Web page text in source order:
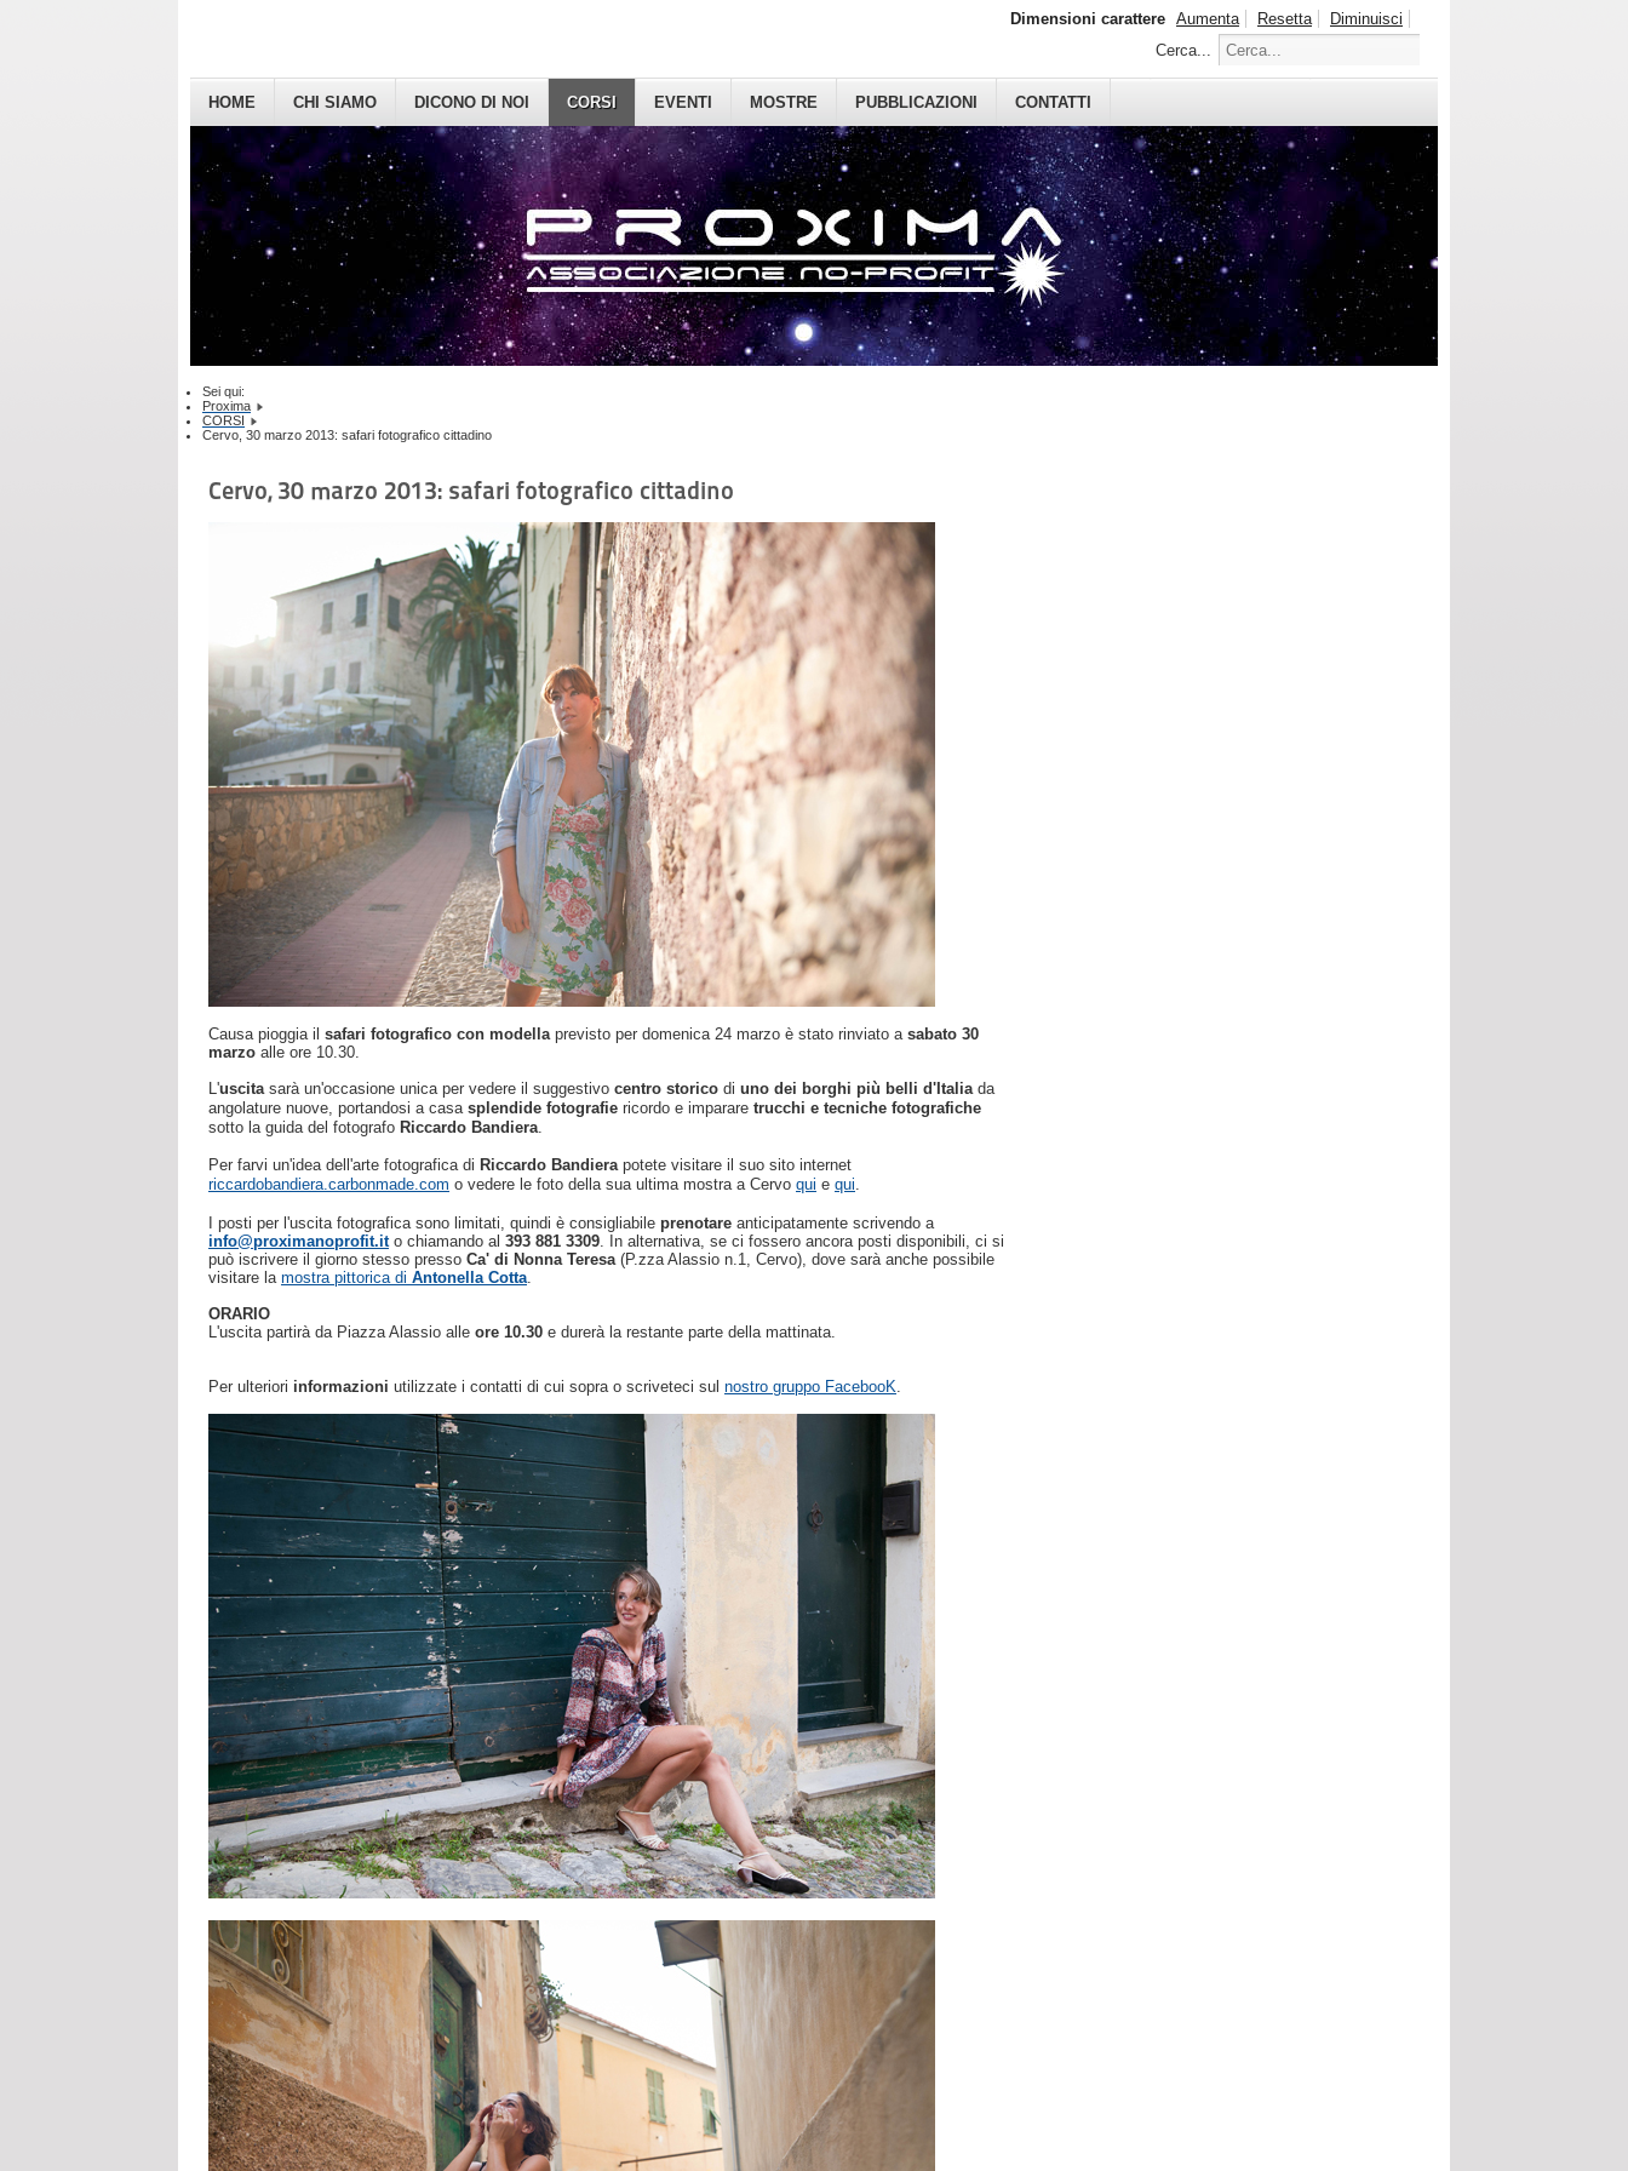
HOME CHI SIAMO DICONO DI NOI CORSI EVENTI MOSTRE PUBBLICAZIONI CONTATTI
Dimensioni carattere Aumenta Resetta
Diminuisci
Cerca...
Sei qui:
Proxima
CORSI
Cervo, 30 marzo 2013: safari fotografico cittadino
Cervo, 30 marzo 2013: safari fotografico cittadino
Causa pioggia il safari fotografico con modellaprevisto per domenica 24 marzo è stato rinviato a sabato 30
marzo alle ore 10.30.
L'uscitasarà un'occasione unica per vedere il suggestivo centro storico di uno dei borghi più belli d'Italiada
angolature nuove, portandosi a casa splendide fotografie ricordo e imparare trucchi e tecniche fotografiche
sotto la guida del fotografo Riccardo Bandiera.
Per farvi un'idea dell'arte fotografica di Riccardo Bandierapotete visitare il suo sito internet
riccardobandiera.carbonmade.com o vedere le foto della sua ultima mostra a Cervo qui e qui.
I posti per l'uscita fotografica sono limitati, quindi è consigliabile prenotare anticipatamente scrivendo a
info@proximanoprofit.ito chiamando al 393 881 3309. In alternativa, se ci fossero ancora posti disponibili, ci si
può iscrivere il giorno stesso presso Ca' di Nonna Teresa(P.zza Alassio n.1, Cervo), dove sarà anche possibile
visitare la mostra pittorica di Antonella Cotta.
ORARIO
L'uscita partirà da Piazza Alassio alle ore 10.30 e durerà la restante parte della mattinata.
Per ulteriori informazioni utilizzate i contatti di cui sopra o scriveteci sul nostro gruppo FacebooK.